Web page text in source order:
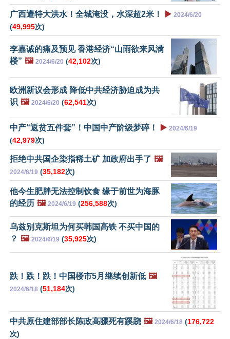
广西遭特大洪水！全城淹没，水深超2米！ ▶️ 2024/6/20
(49,995次)
李嘉诚的痛及预见 香港经济“山雨欲来风满
楼” 🖼️ 2024/6/20 (42,102次)
欧洲新议会形成 降低中共经济胁迫成为共
识 🖼️ 2024/6/20 (62,541次)
中产“返贫五件套”！中国中产阶级梦碎！ ▶️ 2024/6/19
(42,979次)
拒绝中共国企染指稀土矿 加政府出手了 🖼️
2024/6/19 (35,182次)
他今生肥胖无法控制饮食 缘于前世为海豚
的经历 🖼️ 2024/6/19 (256,588次)
乌兹别克斯坦为何买韩国高铁 不买中国的
？ 🖼️ 2024/6/19 (35,925次)
跌！跌！跌！中国楼市5月继续创新低 🖼️
2024/6/18 (51,184次)
中共原住建部部长陈政高骤死有蹊跷 🖼️ 2024/6/18 (176,722
次)